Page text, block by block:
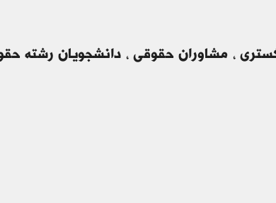
، مشاوران حقوقی ، دانشجویان رشته